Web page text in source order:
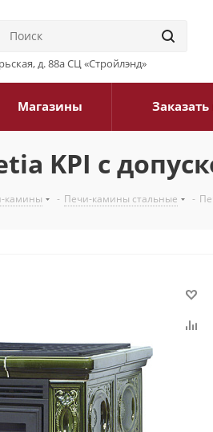
д. 88а СЦ «Стройлэнд»
Магазины
KPI с
камины - Печи-камины стальные -